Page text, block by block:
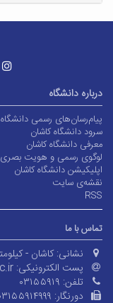
درباره دانشگاه
پیام‌رسان‌های رسمی
سرود دانشگاه کاشان
معرفی دانشگاه کاشان
لوگوی رسمی و هویت بصری
اپلیکیشن دانشگاه کاشان
نقشه‌ی سایت
RSS
تماس با ما
نشانی: کاشان - کیلومتر ۶ بلوار قطب
پست الکترونیکی:
تلفن: ۰۳۱۵۵۹۱۹
دورنگار: